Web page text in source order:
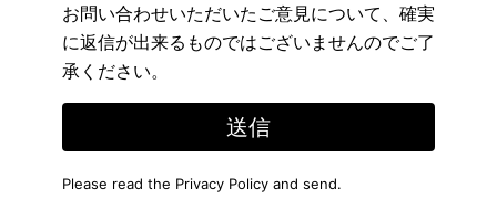
お問い合わせいただいたご意見について、確実
に返信が出来るものではございませんのでご了
承ください。
送信
Please read the Privacy Policy and send.